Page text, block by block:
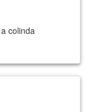
colinda